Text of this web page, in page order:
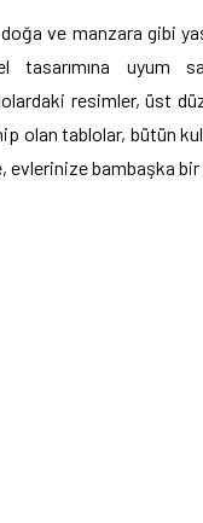
doğa ve manzara gibi
tasarımına uyum
resimler, üst
olan tablolar, bütün
evlerinize bambaşka